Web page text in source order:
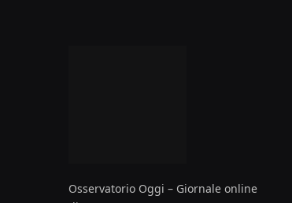
Osservatorio Oggi – Giornale online